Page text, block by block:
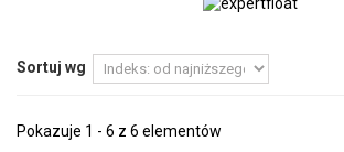
Sortuj wg
Pokazuje 1 - 6 z 6 elementów